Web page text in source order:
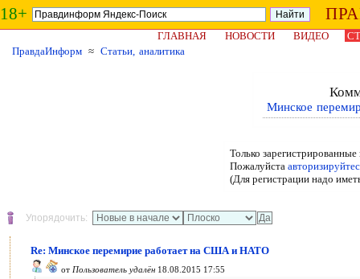
18+
ГЛАВНАЯ НОВОСТИ ВИДЕО
ПравдаИнформ ≈ Статьи, аналитика
Минское
Только
Пожалуйста
(Для регистрации надо
Упорядочить:
Re: Минское перемирие работает на США и НАТО
от Пользователь удалён 18.08.2015 17:55